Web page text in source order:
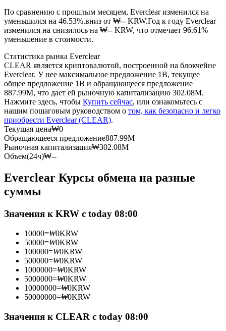
USDC фьючерсы
обеспечения
Копирование торговли
Присоединяйтесь к лучшим трейдерам
Станьте копи-трейдером
Наслаждайтесь распределением прибыли и комиссиями
По сравнению с прошлым месяцем, Everclear изменился на
уменьшился на 46.53%.вниз от ₩-- KRW.Год к году Everclear
изменился на снизилось на ₩-- KRW, что отмечает 96.61%
уменьшение в стоимости.
Статистика рынка Everclear
CLEAR является криптовалютой, построенной на блокчейне
Everclear. У нее максимальное предложение 1B, текущее
общее предложение 1B и обращающееся предложение
887.99M, что дает ей рыночную капитализацию 302.08M.
Нажмите здесь, чтобы Купить сейчас, или ознакомьтесь с
нашим пошаговым руководством о том, как безопасно и легко
приобрести Everclear (CLEAR).
Текущая цена₩0
Обращающееся предложение887.99M
Рыночная капитализация₩302.08M
Объем(24ч)₩--
Everclear Курсы обмена на разные
суммы
Значения к KRW с today 08:00
10000=₩0KRW
50000=₩0KRW
100000=₩0KRW
500000=₩0KRW
1000000=₩0KRW
5000000=₩0KRW
10000000=₩0KRW
50000000=₩0KRW
Значения к CLEAR с today 08:00